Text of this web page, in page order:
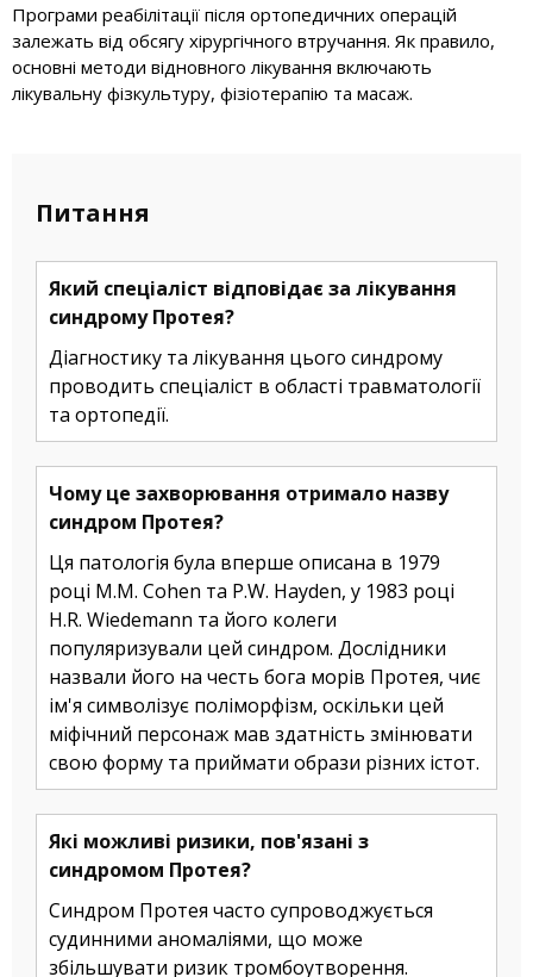
Програми реабілітації після ортопедичних операцій
залежать від обсягу хірургічного втручання. Як правило,
основні методи відновного лікування включають
лікувальну фізкультуру, фізіотерапію та масаж.
Питання
Який спеціаліст відповідає за лікування
синдрому Протея?
Діагностику та лікування цього синдрому
проводить спеціаліст в області травматології
та ортопедії.
Чому це захворювання отримало назву
синдром Протея?
Ця патологія була вперше описана в 1979
році M.M. Cohen та P.W. Hayden, у 1983 році
H.R. Wiedemann та його колеги
популяризували цей синдром. Дослідники
назвали його на честь бога морів Протея, чиє
ім'я символізує поліморфізм, оскільки цей
міфічний персонаж мав здатність змінювати
свою форму та приймати образи різних істот.
Які можливі ризики, пов'язані з
синдромом Протея?
Синдром Протея часто супроводжується
судинними аномаліями, що може
збільшувати ризик тромбоутворення.